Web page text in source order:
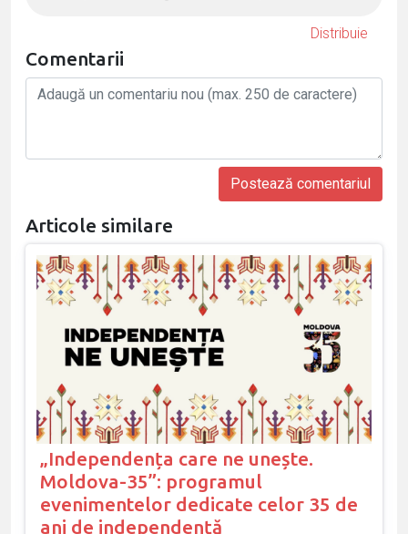
Distribuie
Comentarii
Articole similare
„Independența care ne unește.
Moldova-35”: programul
evenimentelor dedicate celor 35 de
ani de independență